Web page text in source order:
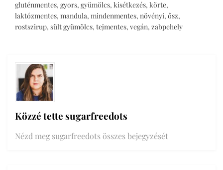
gluténmentes, gyors, gyümölcs, kisétkezés, körte,
laktózmentes, mandula, mindenmentes, növényi, ősz,
rostszirup, sült gyümölcs, tejmentes, vegán, zabpehely
Közzé tette sugarfreedots
Nézd meg sugarfreedots összes bejegyzését